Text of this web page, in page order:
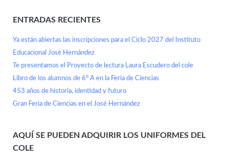
ENTRADAS RECIENTES
Ya están abiertas las inscripciones para el Ciclo 2027 del Instituto
Educacional José Hernández
Te presentamos el Proyecto de lectura Laura Escudero del cole
Libro de los alumnos de 6° A en la Feria de Ciencias
453 años de historia, identidad y futuro
Gran Feria de Ciencias en el José Hernández
AQUÍ SE PUEDEN ADQUIRIR LOS UNIFORMES DEL
COLE